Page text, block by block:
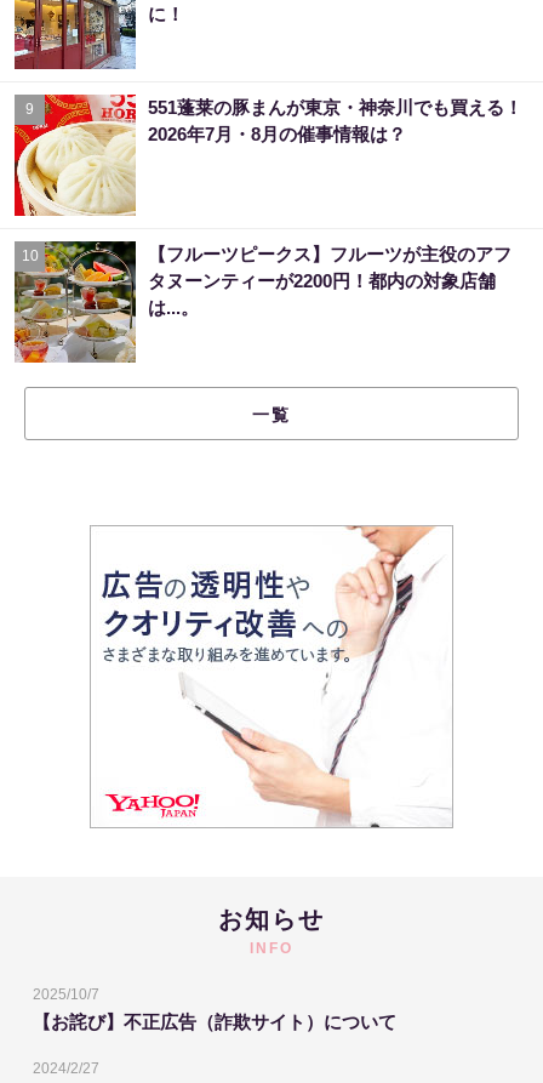
に！
9
551蓬莱の豚まんが東京・神奈川でも買える！
2026年7月・8月の催事情報は？
10
【フルーツピークス】フルーツが主役のアフ
タヌーンティーが2200円！都内の対象店舗
は...。
一覧
お知らせ
INFO
2025/10/7
【お詫び】不正広告（詐欺サイト）について
2024/2/27